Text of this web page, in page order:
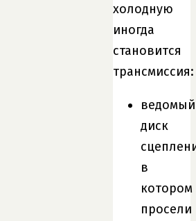
холодную
иногда
становится
трансмиссия:
ведомый
диск
в
котором
просели